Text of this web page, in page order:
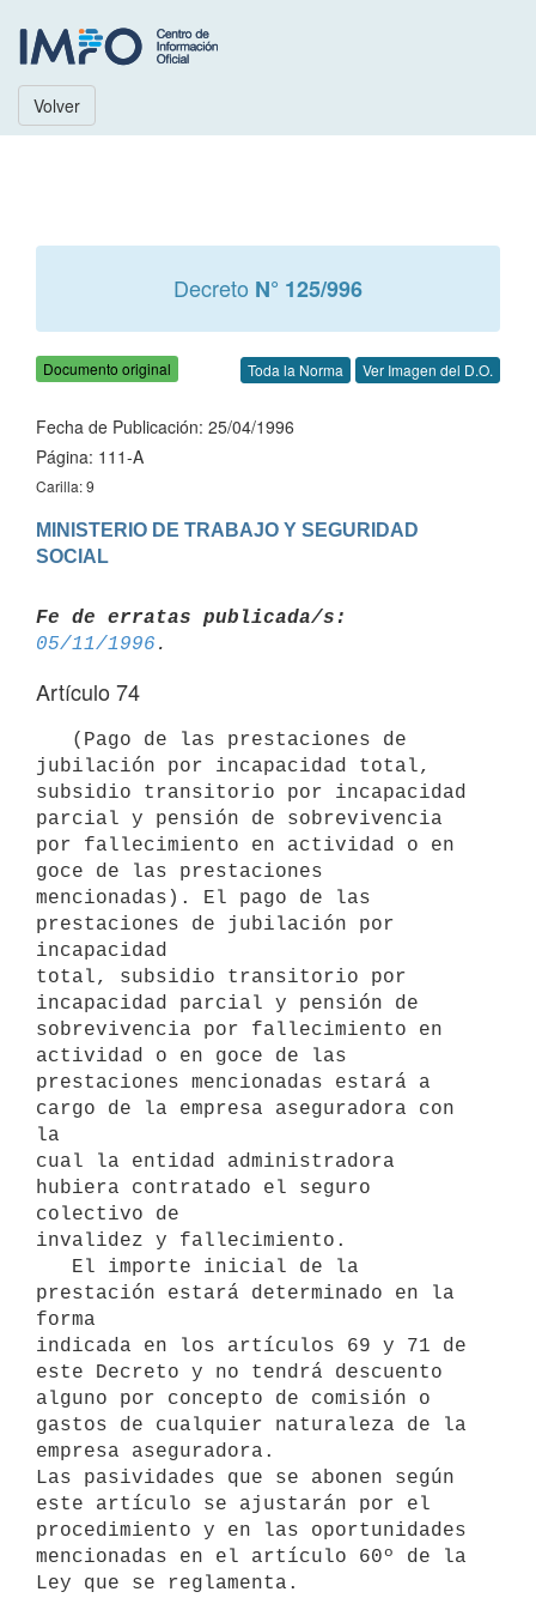
Volver
Decreto N° 125/996
Documento original Toda la Norma Ver Imagen del D.O.
Fecha de Publicación: 25/04/1996
Página: 111-A
Carilla: 9
MINISTERIO DE TRABAJO Y SEGURIDAD
Fe de erratas publicada/s:
05/11/1996
Artículo 74
jubilación por incapacidad total,
subsidio transitorio por incapacidad
parcial y pensión de sobrevivencia
por fallecimiento en actividad o en
goce de las prestaciones
mencionadas). El pago de las
prestaciones de jubilación por
incapacidad
total, subsidio transitorio por
incapacidad parcial y pensión de
sobrevivencia por fallecimiento en
actividad o en goce de las
prestaciones mencionadas estará a
cargo de la empresa aseguradora con
la
cual la entidad administradora
hubiera contratado el seguro
colectivo de
invalidez y fallecimiento.
prestación estará determinado en la
forma
indicada en los artículos 69 y 71 de
este Decreto y no tendrá descuento
alguno por concepto de comisión o
gastos de cualquier naturaleza de la
empresa aseguradora.
Las pasividades que se abonen según
este artículo se ajustarán por el
procedimiento y en las oportunidades
mencionadas en el artículo 60º de la